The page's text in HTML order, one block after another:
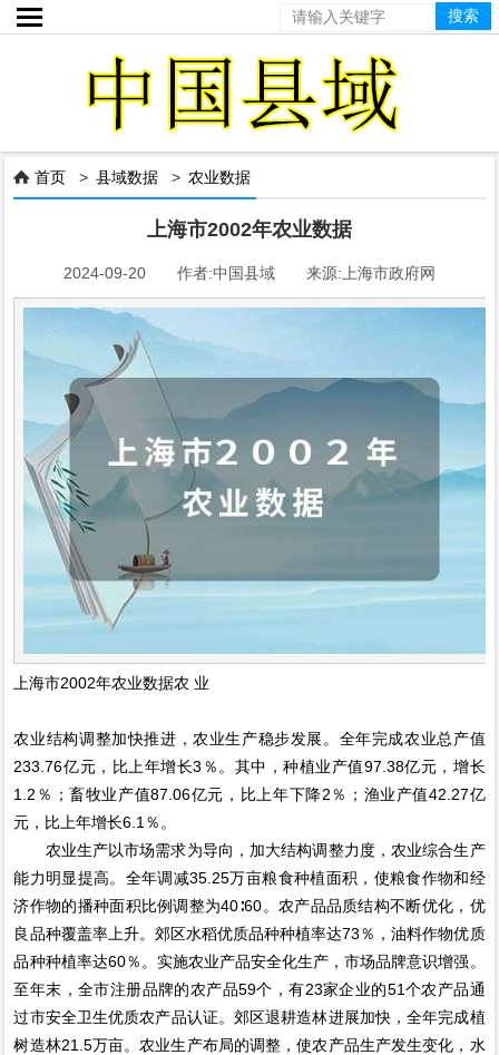

 首页 >县域数据 > 农业数据
上海市2002年农业数据
2024-09-20 作者:中国县域 来源:上海市政府网
上海市2002年农业数据农 业
农业结构调整加快推进，农业生产稳步发展。全年完成农业总产值
233.76亿元，比上年增长3％。其中，种植业产值97.38亿元，增长
1.2％；畜牧业产值87.06亿元，比上年下降2％；渔业产值42.27亿
元，比上年增长6.1％。
农业生产以市场需求为导向，加大结构调整力度，农业综合生产
能力明显提高。全年调减35.25万亩粮食种植面积，使粮食作物和经
济作物的播种面积比例调整为40∶60。农产品品质结构不断优化，优
良品种覆盖率上升。郊区水稻优质品种种植率达73％，油料作物优质
品种种植率达60％。实施农业产品安全化生产，市场品牌意识增强。
至年末，全市注册品牌的农产品59个，有23家企业的51个农产品通
过市安全卫生优质农产品认证。郊区退耕造林进展加快，全年完成植
树造林21.5万亩。农业生产布局的调整，使农产品生产发生变化，水